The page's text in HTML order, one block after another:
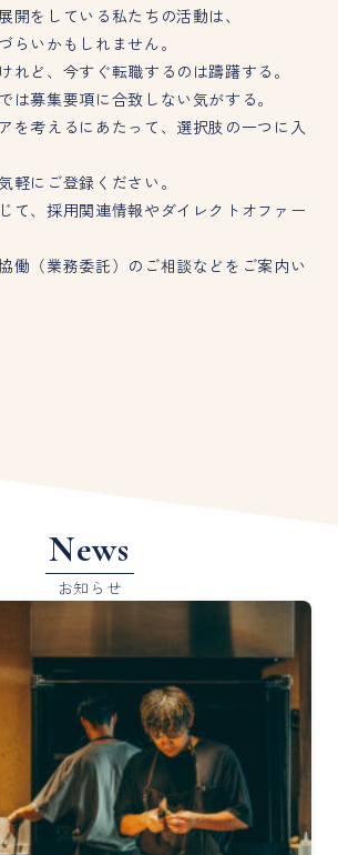
開をしている私たちの活動は、
らいかもしれません。
れど、今すぐ転職するのは躊躇する。
は募集要項に合致しない気がする。
を考えるにあたって、選択肢の一つに入
軽にご登録ください。
て、採用関連情報やダイレクトオファー
働（業務委託）のご相談などをご案内い
News
お知らせ